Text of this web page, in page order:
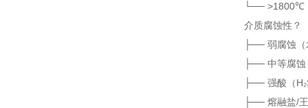
└── >1800℃
介质腐蚀性？
├── 弱腐蚀
├── 中等腐
├── 强酸（
├── 熔融盐/